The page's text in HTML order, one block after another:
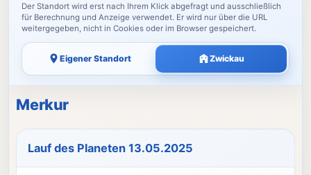
Der Standort wird erst nach Ihrem Klick abgefragt und ausschließlich
für Berechnung und Anzeige verwendet. Er wird nur über die URL
weitergegeben, nicht in Cookies oder im Browser gespeichert.
Eigener Standort Zwickau
Merkur
Lauf des Planeten 13.05.2025